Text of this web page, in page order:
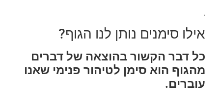
.
אילו סימנים נותן לנו הגוף?
כל דבר הקשור בהוצאה של דברים
מהגוף הוא סימן לטיהור פנימי שאנו
עוברים.